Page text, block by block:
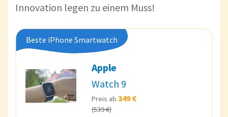
Innovation legen zu einem Muss!
Beste iPhone Smartwatch
Apple
Watch 9
Preis ab 349 €
(539 €)